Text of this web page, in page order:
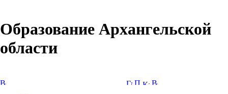
Образование Архангельской
области